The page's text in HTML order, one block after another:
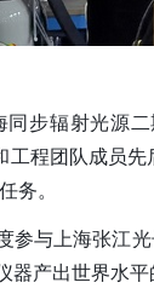
步辐射光源
工程团队成员
务。
参与上海张江
器产出世界水